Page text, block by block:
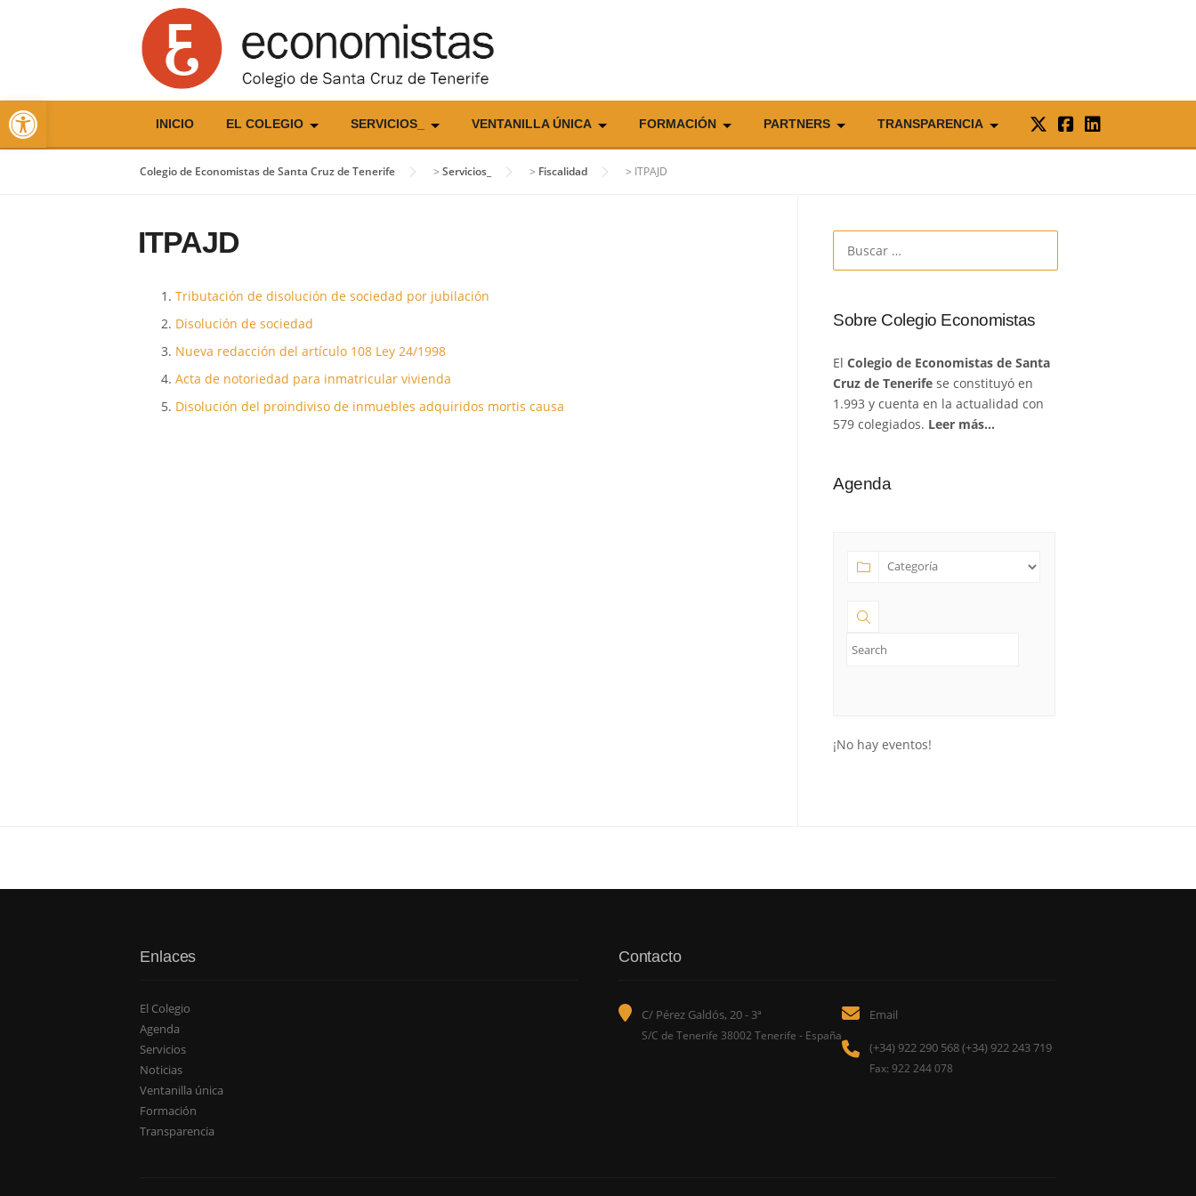
INICIO EL COLEGIO SERVICIOS_ VENTANILLA ÚNICA FORMACIÓN PARTNERS TRANSPARENCIA
Colegio de Economistas de Santa Cruz de Tenerife > Servicios_ > Fiscalidad > ITPAJD
ITPAJD
Tributación de disolución de sociedad por jubilación
Disolución de sociedad
Nueva redacción del artículo 108 Ley 24/1998
Acta de notoriedad para inmatricular vivienda
Disolución del proindiviso de inmuebles adquiridos mortis causa
Sobre Colegio Economistas
El Colegio de Economistas de Santa
Cruz de Tenerife se constituyó en
1.993 y cuenta en la actualidad con
579 colegiados. Leer más…
Agenda
¡No hay eventos!
Enlaces
El Colegio
Agenda
Servicios
Noticias
Ventanilla única
Formación
Transparencia
Contacto
C/ Pérez Galdós, 20 - 3ª
S/C de Tenerife 38002 Tenerife - España
Email
(+34) 922 290 568 (+34) 922 243 719
Fax: 922 244 078
Abrir barra de herramientas